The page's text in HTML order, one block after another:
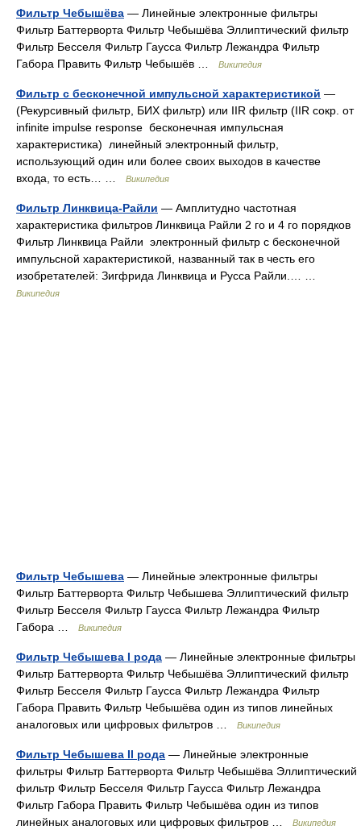
Фильтр Чебышёва — Линейные электронные фильтры
Фильтр Баттерворта Фильтр Чебышёва Эллиптический фильтр
Фильтр Бесселя Фильтр Гаусса Фильтр Лежандра Фильтр
Габора Править Фильтр Чебышёв …
Википедия
Фильтр с бесконечной импульсной характеристикой —
(Рекурсивный фильтр, БИХ фильтр) или IIR фильтр (IIR сокр. от
infinite impulse response бесконечная импульсная
характеристика) линейный электронный фильтр,
использующий один или более своих выходов в качестве
входа, то есть… …
Википедия
Фильтр Линквица-Райли — Амплитудно частотная
характеристика фильтров Линквица Райли 2 го и 4 го порядков
Фильтр Линквица Райли электронный фильтр с бесконечной
импульсной характеристикой, названный так в честь его
изобретателей: Зигфрида Линквица и Русса Райли.… …
Википедия
Фильтр Чебышева — Линейные электронные фильтры
Фильтр Баттерворта Фильтр Чебышева Эллиптический фильтр
Фильтр Бесселя Фильтр Гаусса Фильтр Лежандра Фильтр
Габора …
Википедия
Фильтр Чебышева I рода — Линейные электронные фильтры
Фильтр Баттерворта Фильтр Чебышёва Эллиптический фильтр
Фильтр Бесселя Фильтр Гаусса Фильтр Лежандра Фильтр
Габора Править Фильтр Чебышёва один из типов линейных
аналоговых или цифровых фильтров …
Википедия
Фильтр Чебышева II рода — Линейные электронные
фильтры Фильтр Баттерворта Фильтр Чебышёва Эллиптический
фильтр Фильтр Бесселя Фильтр Гаусса Фильтр Лежандра
Фильтр Габора Править Фильтр Чебышёва один из типов
линейных аналоговых или цифровых фильтров …
Википедия